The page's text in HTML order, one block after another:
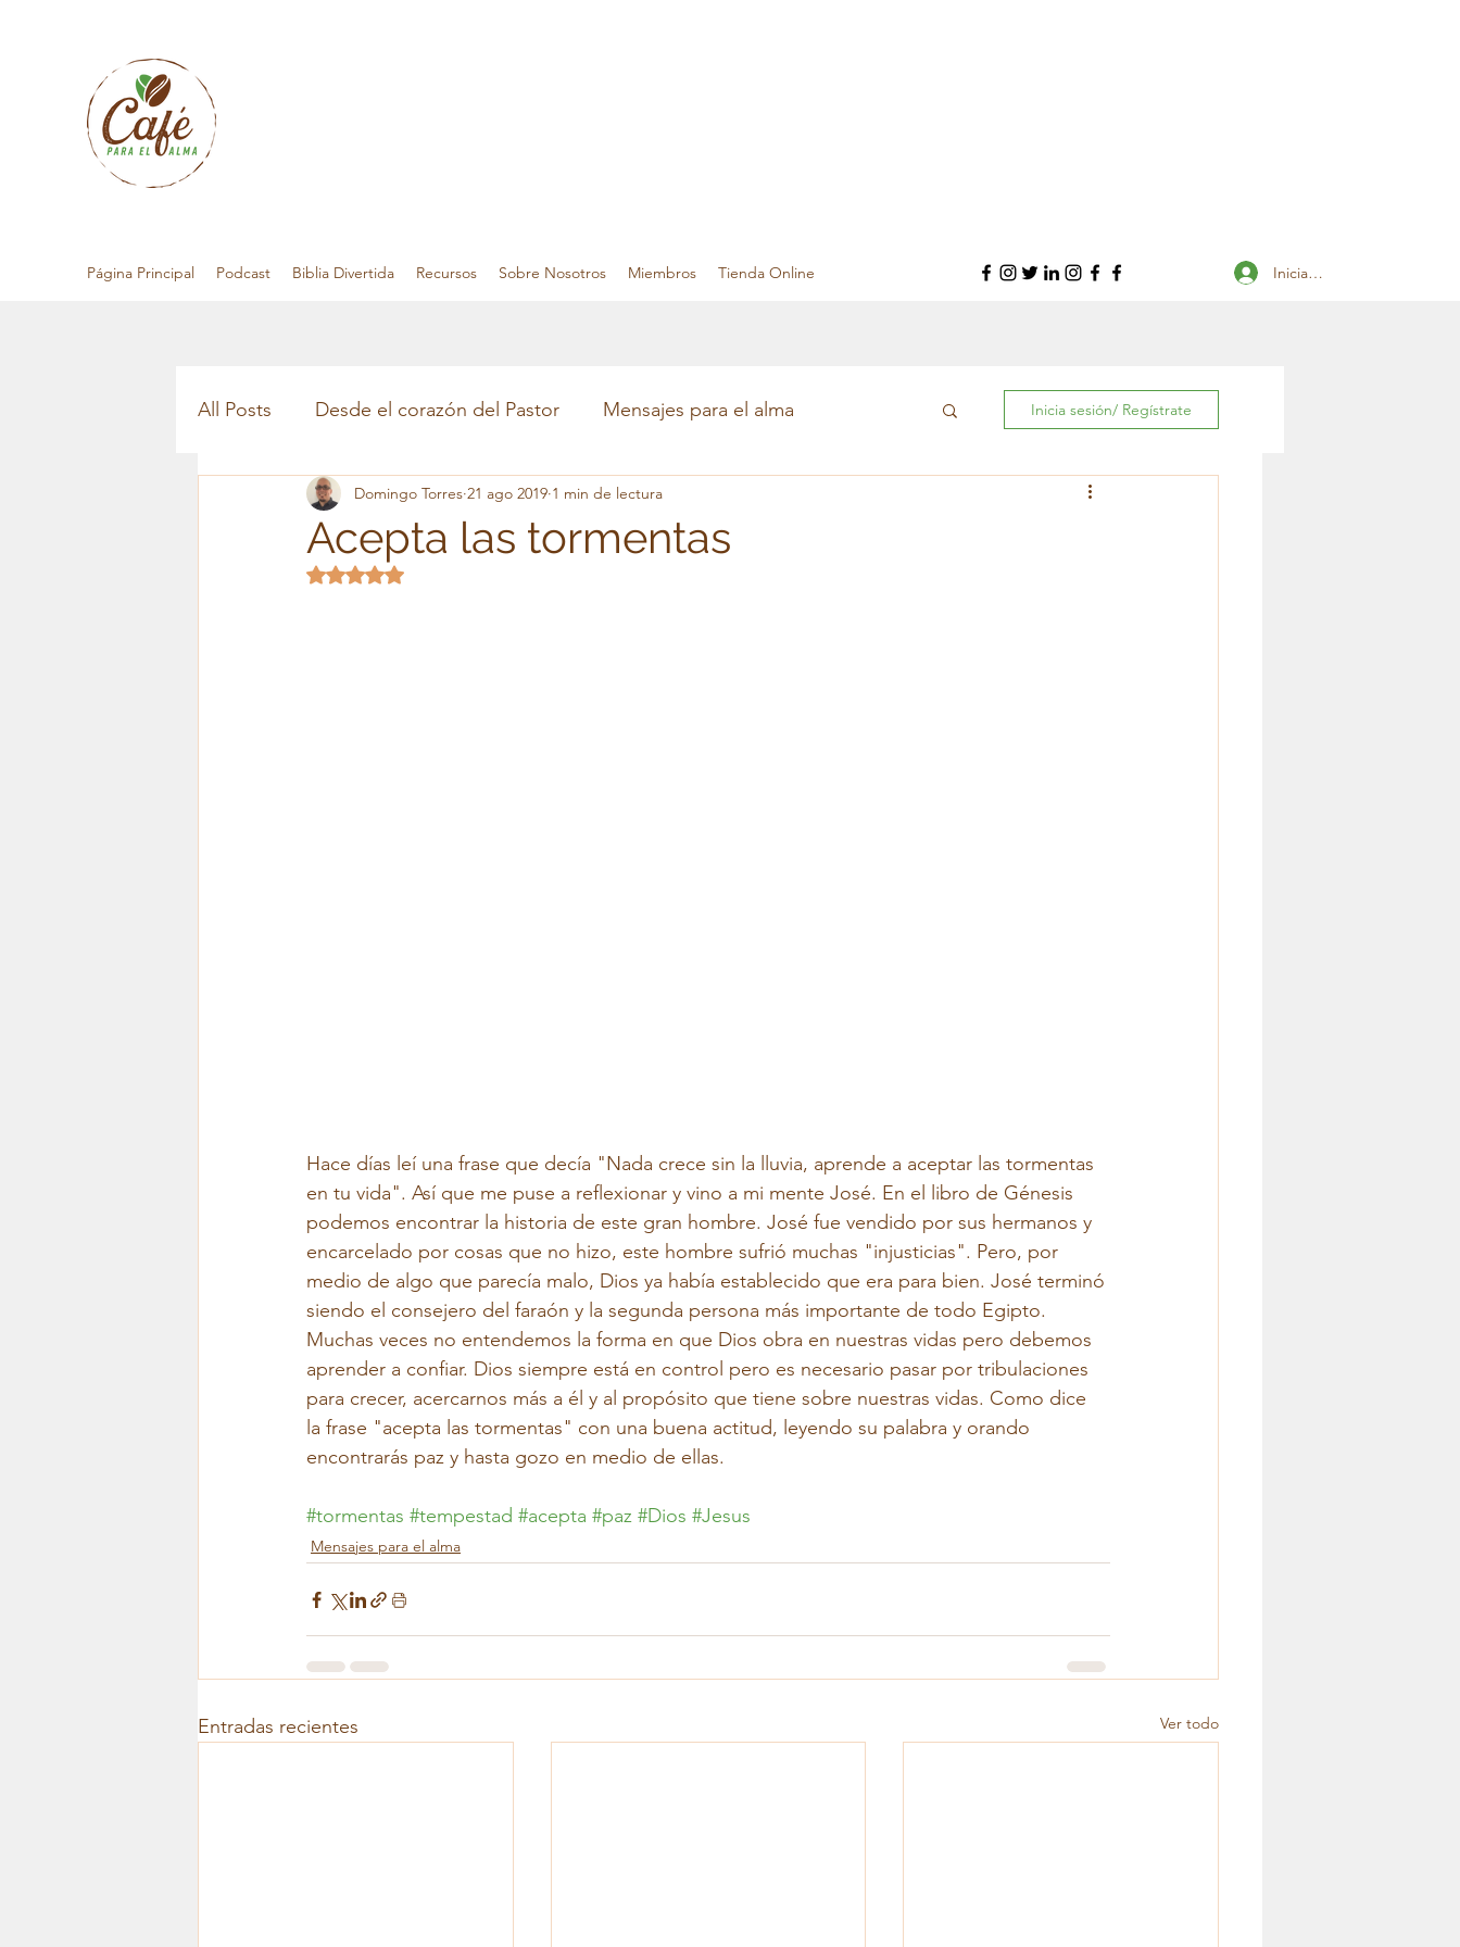
Página Principal Podcast Biblia Divertida Recursos Sobre Nosotros Miembros Tienda Online Iniciar sesión
All Posts Desde el corazón del Pastor Mensajes para el alma
Frases para el alma Testimonios
Inicia sesión/ Regístrate
Acepta las tormentas
Domingo Torres 21 ago 2019 1 min de lectura
Obtuvo NaN de 5 estrellas.
Hace días leí una frase que decía "Nada crece sin la lluvia, aprende a aceptar las tormentas
en tu vida". Así que me puse a reflexionar y vino a mi mente José. En el libro de Génesis
podemos encontrar la historia de este gran hombre. José fue vendido por sus hermanos y
encarcelado por cosas que no hizo, este hombre sufrió muchas "injusticias". Pero, por
medio de algo que parecía malo, Dios ya había establecido que era para bien. José terminó
siendo el consejero del faraón y la segunda persona más importante de todo Egipto.
Muchas veces no entendemos la forma en que Dios obra en nuestras vidas pero debemos
aprender a confiar. Dios siempre está en control pero es necesario pasar por tribulaciones
para crecer, acercarnos más a él y al propósito que tiene sobre nuestras vidas. Como dice
la frase "acepta las tormentas" con una buena actitud, leyendo su palabra y orando
encontrarás paz y hasta gozo en medio de ellas.
#tormentas #tempestad #acepta #paz #Dios #Jesus
Mensajes para el alma
Entradas recientes Ver todo